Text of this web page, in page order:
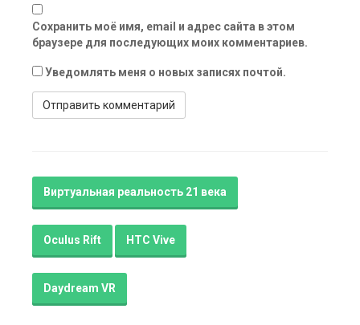
Сохранить моё имя, email и адрес сайта в этом
браузере для последующих моих комментариев.
Уведомлять меня о новых записях почтой.
Виртуальная реальность 21 века
Oculus Rift HTC Vive
Daydream VR